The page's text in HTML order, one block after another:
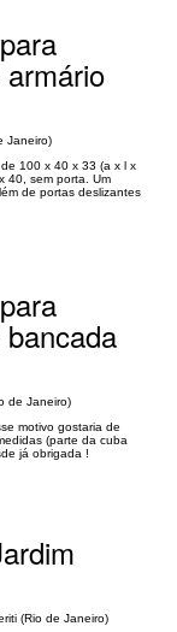
Janeiro)
100 x 40 x 33 (a x l x
40, sem porta. Um
de portas deslizantes
de Janeiro)
motivo gostaria de
(parte da cuba
já obrigada !
(Rio de Janeiro)